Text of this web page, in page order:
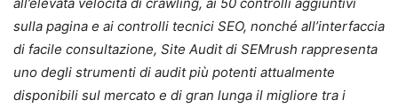
sulla pagina e ai controlli tecnici SEO, nonché all’interfaccia
di facile consultazione, Site Audit di SEMrush rappresenta
uno degli strumenti di audit più potenti attualmente
disponibili sul mercato e di gran lunga il migliore tra i